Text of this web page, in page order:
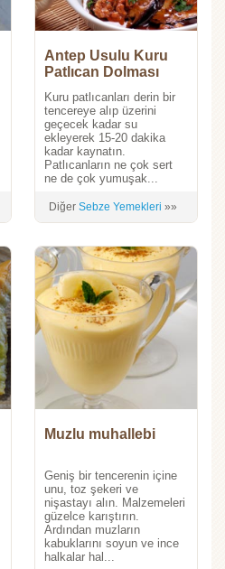
Antep Usulu Kuru
Patlıcan Dolması
Kuru patlıcanları derin bir
tencereye alıp üzerini
geçecek kadar su
ekleyerek 15-20 dakika
kadar kaynatın.
Patlıcanların ne çok sert
ne de çok yumuşak...
Diğer Sebze Yemekleri »»
Muzlu muhallebi
Geniş bir tencerenin içine
unu, toz şekeri ve
nişastayı alın. Malzemeleri
güzelce karıştırın.
Ardından muzların
kabuklarını soyun ve ince
halkalar hal...